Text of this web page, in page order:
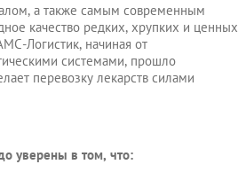
а также самым современным
качество редких, хрупких и ценных
Логистик, начиная от
системами, прошло
перевозку лекарств силами
уверены в том, что: